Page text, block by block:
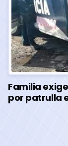
Familia
por patrulla